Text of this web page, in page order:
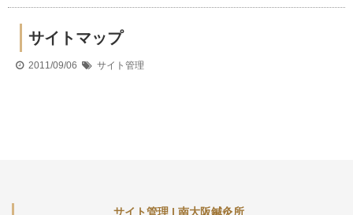
サイトマップ
2011/09/06 サイト管理
サイト管理 | 南大阪鍼灸所